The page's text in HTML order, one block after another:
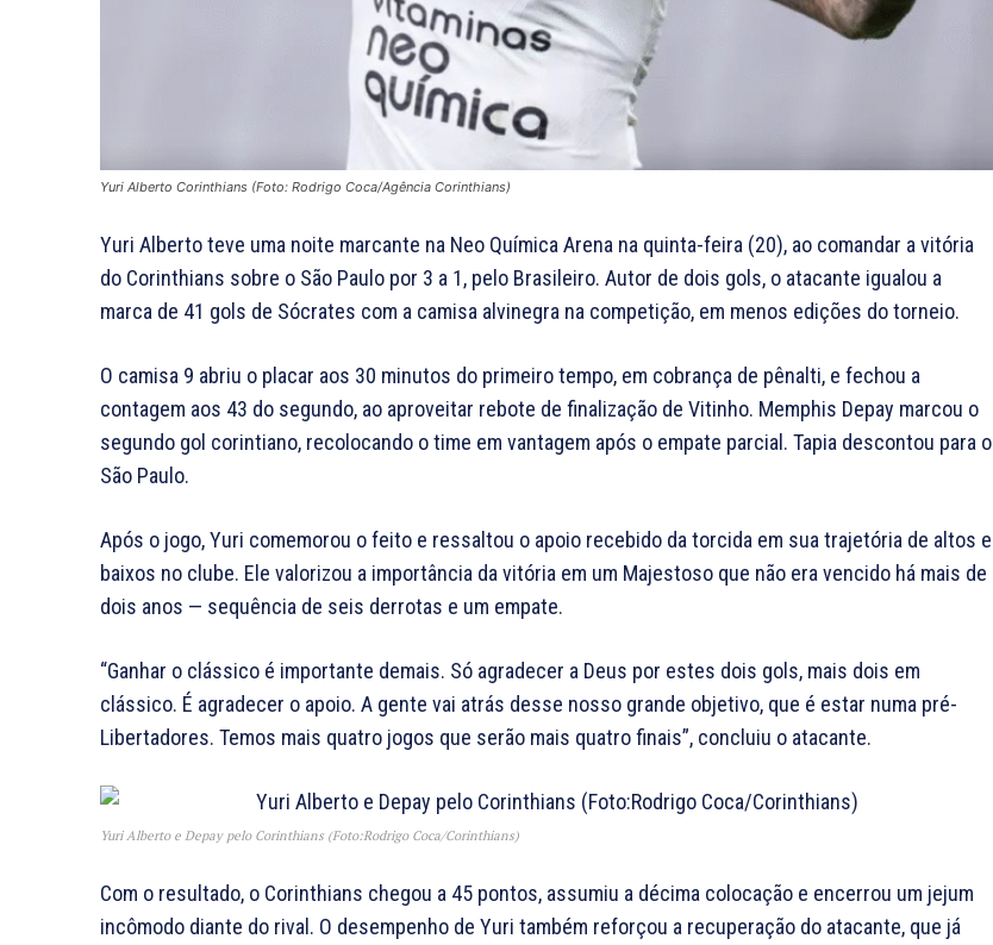
Yuri Alberto Corinthians (Foto: Rodrigo Coca/Agência Corinthians)
Yuri Alberto teve uma noite marcante na Neo Química Arena na quinta-feira (20), ao comandar a vitória
do Corinthians sobre o São Paulo por 3 a 1, pelo Brasileiro. Autor de dois gols, o atacante igualou a
marca de 41 gols de Sócrates com a camisa alvinegra na competição, em menos edições do torneio.
O camisa 9 abriu o placar aos 30 minutos do primeiro tempo, em cobrança de pênalti, e fechou a
contagem aos 43 do segundo, ao aproveitar rebote de finalização de Vitinho. Memphis Depay marcou o
segundo gol corintiano, recolocando o time em vantagem após o empate parcial. Tapia descontou para o
São Paulo.
Após o jogo, Yuri comemorou o feito e ressaltou o apoio recebido da torcida em sua trajetória de altos e
baixos no clube. Ele valorizou a importância da vitória em um Majestoso que não era vencido há mais de
dois anos — sequência de seis derrotas e um empate.
“Ganhar o clássico é importante demais. Só agradecer a Deus por estes dois gols, mais dois em
clássico. É agradecer o apoio. A gente vai atrás desse nosso grande objetivo, que é estar numa pré-
Libertadores. Temos mais quatro jogos que serão mais quatro finais”, concluiu o atacante.
Yuri Alberto e Depay pelo Corinthians (Foto:Rodrigo Coca/Corinthians)
Com o resultado, o Corinthians chegou a 45 pontos, assumiu a décima colocação e encerrou um jejum
incômodo diante do rival. O desempenho de Yuri também reforçou a recuperação do atacante, que já